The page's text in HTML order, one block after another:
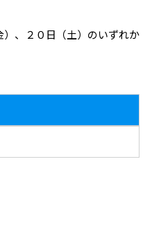
、２０日（土）のいずれか